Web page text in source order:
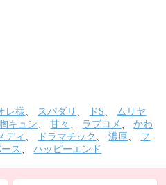
レ様、 スパダリ 、 ドS、 ムリヤ
胸キュン、甘々 、 ラブコメ 、かわ
ディ 、 ドラマチック 、濃厚、 フ
ス 、ハッピーエンド